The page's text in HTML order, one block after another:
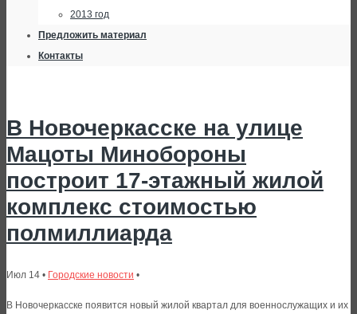
2013 год
Предложить материал
Контакты
В Новочеркасске на улице
Мацоты Минобороны
построит 17-этажный жилой
комплекс стоимостью
полмиллиарда
Июл 14 • Городские новости •
В Новочеркасске появится новый жилой квартал для военнослужащих и их